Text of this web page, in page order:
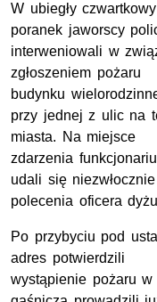
W ubiegły czwartkowy
poranek jaworscy
interweniowali w
zgłoszeniem pożaru
budynku
przy jednej z ulic na
miasta. Na miejsce
zdarzenia
udali się
polecenia oficera
Po przybyciu pod
adres potwierdzili
wystąpienie pożaru